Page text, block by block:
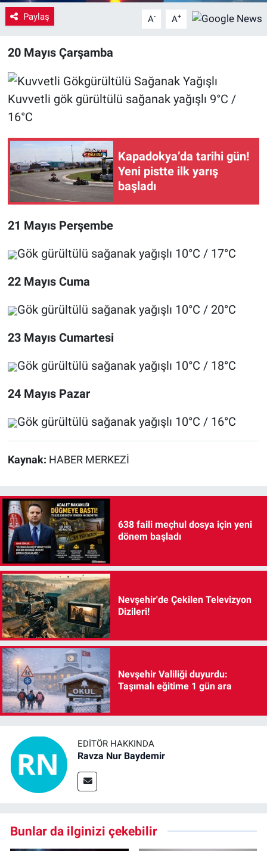
Paylaş A- A+
20 Mayıs Çarşamba
Kuvvetli gök gürültülü sağanak yağışlı 9°C /
16°C
Kapadokya’da tarihi gün!
Yeni pistte ilk yarış
başladı
21 Mayıs Perşembe
Gök gürültülü sağanak yağışlı 10°C / 17°C
22 Mayıs Cuma
Gök gürültülü sağanak yağışlı 10°C / 20°C
23 Mayıs Cumartesi
Gök gürültülü sağanak yağışlı 10°C / 18°C
24 Mayıs Pazar
Gök gürültülü sağanak yağışlı 10°C / 16°C
Kaynak: HABER MERKEZİ
638 faili meçhul dosya için yeni
dönem başladı
Nevşehir'de Çekilen Televizyon
Dizileri!
Nevşehir Valiliği duyurdu:
Taşımalı eğitime 1 gün ara
EDITÖR HAKKINDA
Ravza Nur Baydemir
Bunlar da ilginizi çekebilir